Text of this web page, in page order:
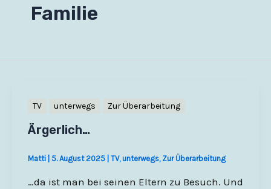
Familie
TV unterwegs Zur Überarbeitung
Ärgerlich…
Matti 5. August 2025 TV, unterwegs, Zur Überarbeitung
…da ist man bei seinen Eltern zu Besuch. Und